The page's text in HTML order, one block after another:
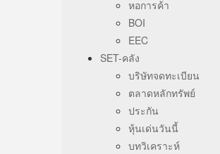
หอการค้า
BOI
EEC
SET-คลัง
บริษัทจดทะเบียน
ตลาดหลักทรัพย์
ประกัน
หุ้นเด่นวันนี้
บทวิเคราะห์